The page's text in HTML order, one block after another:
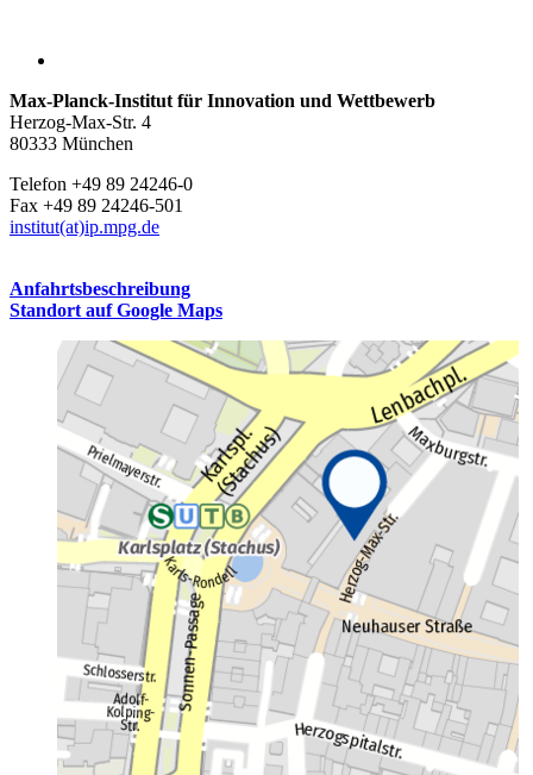
Max-Planck-Institut für Innovation und Wettbewerb
Herzog-Max-Str. 4
80333 München
Telefon +49 89 24246-0
Fax +49 89 24246-501
institut(at)ip.mpg.de
Anfahrtsbeschreibung
Standort auf Google Maps